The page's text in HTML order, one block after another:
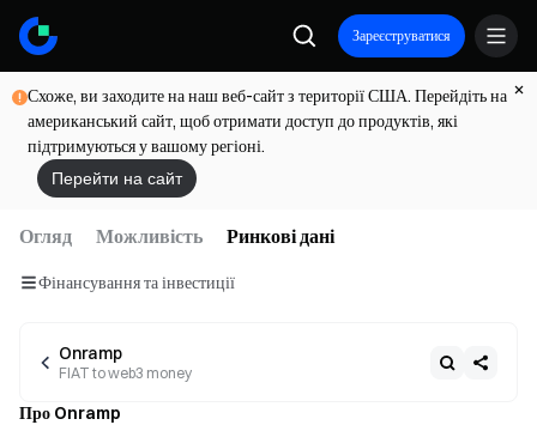
Зареєструватися
Схоже, ви заходите на наш веб-сайт з території США. Перейдіть на
американський сайт, щоб отримати доступ до продуктів, які
підтримуються у вашому регіоні.
Перейти на сайт
Огляд Можливість Ринкові дані
Фінансування та інвестиції
Onramp
FIAT to web3 money
Про Onramp